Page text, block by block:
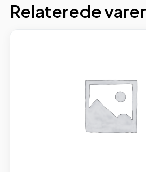
Relaterede varer